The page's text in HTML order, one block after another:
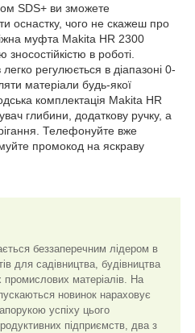
SDS+ ви зможете
оснастку, чого не скажеш про
муфта Makita HR 2300
в роботі.
регулюється в діапазоні 0-
матеріали будь-якої
комплектація Makita HR
глибини, додаткову ручку, а
Телефонуйте вже
промокод на яскраву
беззаперечним лідером в
для садівництва, будівництва
промислових матеріалів. На
новинок нараховує
успіху цього
підприємств, два з